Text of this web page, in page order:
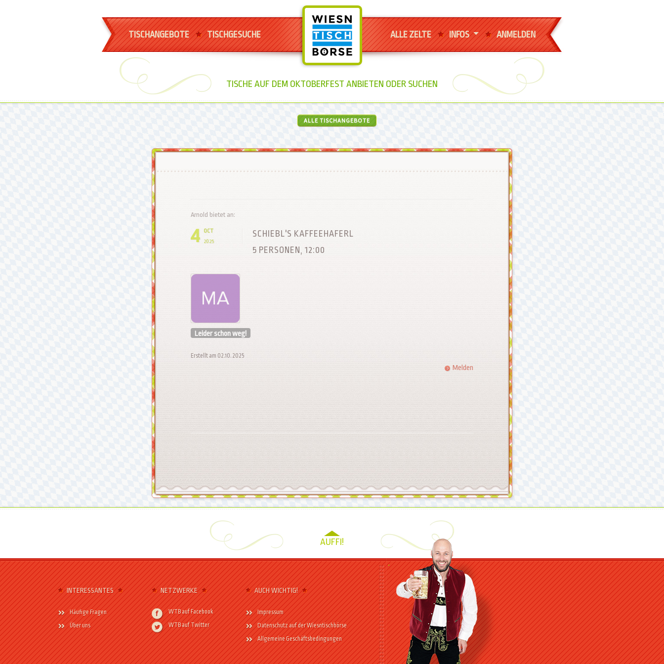
TISCHANGEBOTE TISCHGESUCHE ALLE ZELTE INFOS ANMELDEN
TISCHE AUF DEM OKTOBERFEST ANBIETEN ODER SUCHEN
ALLE TISCHANGEBOTE
Arnold bietet an:
4
OCT
2025
SCHIEBL'S KAFFEEHAFERL
5 PERSONEN, 12:00
Leider schon weg!
Erstellt am 02.10.2025
Melden
AUFFI!
INTERESSANTES
Häufige Fragen
Über uns
NETZWERKE
WTB auf Facebook
WTB auf Twitter
AUCH WICHTIG!
Impressum
Datenschutz auf der Wiesntischbörse
Allgemeine Geschäftsbedingungen